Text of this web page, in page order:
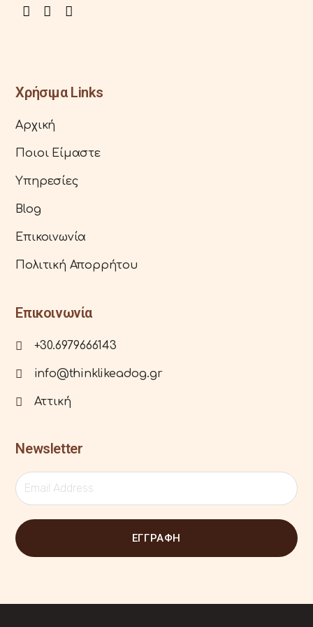
Χρήσιμα Links
Αρχική
Ποιοι Είμαστε
Υπηρεσίες
Blog
Επικοινωνία
Πολιτική Απορρήτου
Επικοινωνία
+30.6979666143
info@thinklikeadog.gr
Αττική
Newsletter
ΕΓΓΡΑΦΗ